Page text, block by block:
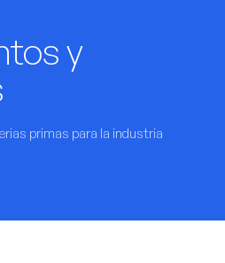
y
primas para la industria